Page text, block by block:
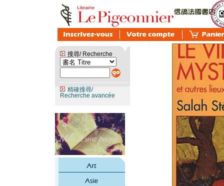
搜尋/ Recherche
精確搜尋/
Recherche avancée